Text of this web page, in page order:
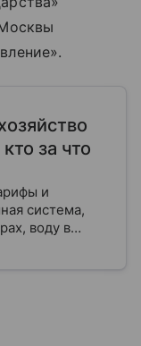
за что
и
система,
воду в